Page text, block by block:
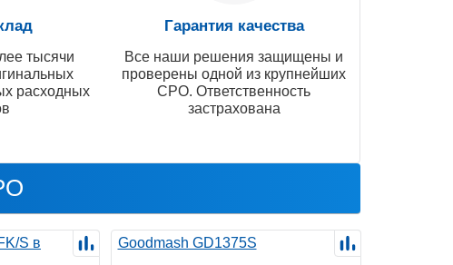
тысячи
расходных
Гарантия качества
Все наши решения защищены и
проверены одной из крупнейших
СРО. Ответственность
застрахована
S в
Goodmash GD1375S